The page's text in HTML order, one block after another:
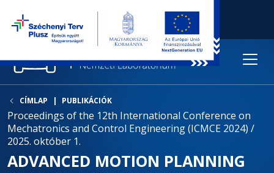
CÍMLAP PUBLIKÁCIÓK
Proceedings of the 12th International Conference on
Mechatronics and Control Engineering (ICMCE 2024) /
2025. október 1.
ADVANCED MOTION PLANNING